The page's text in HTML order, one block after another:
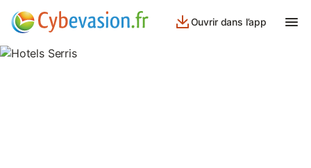
Ouvrir dans l’app